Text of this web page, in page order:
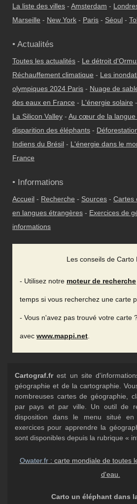
La liste des villes - Amsterdam -
Marseille - New York - Paris - Séoul -
• Actualités
Toutes les actualités - Le détroit
Réchauffement climatique - Les
olympiques 2024 Paris - Nuage de
des eaux en France - L'énergie solaire -
La Silicon Valley - Au cœur de la langue
disparition des éléphants -
Indiens du Brésil - L'énergie dans le
France
• Informations
Accueil - Recherche - Sources - Cartes
en langues étrangères - Exercices de
informations
Les conseils de Carto
- Utilisez notre moteur de recherche
temps si vous recherchez une carte
- Vous n'avez pas trouvé votre carte
avec www.mappi.net
Cartograf.frest un site
géographie et de la cartographie.
nombreuses cartes de géographie,
par pays et par ville. Un outil de
disposition dans le menu situé
exercices pour apprendre la
sont disponibles depuis la rubrique «
Owater.fr: carte mondiale de toutes
d'eau.
Carto un éléphant dans